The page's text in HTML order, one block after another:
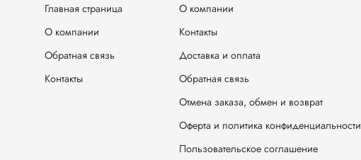
Главная страница
О компании
Обратная связь
Контакты
О компании
Контакты
Доставка и оплата
Обратная связь
Отмена заказа, обмен и возврат
Оферта и политика конфиденциальности
Пользовательское соглашение